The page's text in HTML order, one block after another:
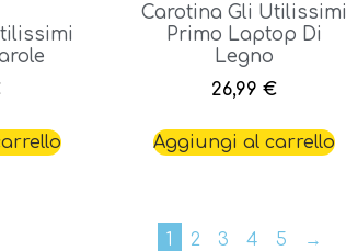
Carotina Gli Utilissimi
Primo Laptop Di
Legno
26,99€
Aggiungi al carrello
1 2 3 4 5 →